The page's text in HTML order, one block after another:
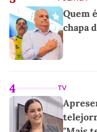
Quem
chapa
4 TV